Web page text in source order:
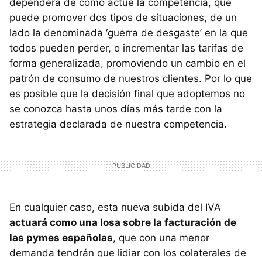
puede promover dos tipos de situaciones, de un
lado la denominada ‘guerra de desgaste’ en la que
todos pueden perder, o incrementar las tarifas de
forma generalizada, promoviendo un cambio en el
patrón de consumo de nuestros clientes. Por lo que
es posible que la decisión final que adoptemos no
se conozca hasta unos días más tarde con la
estrategia declarada de nuestra competencia.
En cualquier caso, esta nueva subida del IVA
actuará como una losa sobre la facturación de
las pymes españolas, que con una menor
demanda tendrán que lidiar con los colaterales de